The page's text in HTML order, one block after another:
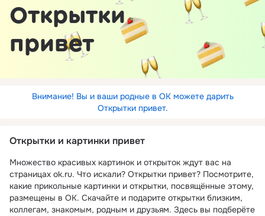
Открытки
привет
Внимание! Вы и ваши родные в ОК можете дарить
Открытки привет.
Открытки и картинки привет
Множество красивых картинок и открыток ждут вас на
страницах ok.ru. Что искали? Открытки привет? Посмотрите,
какие прикольные картинки и открытки, посвящённые этому,
размещены в ОК. Скачайте и подарите открытки близким,
коллегам, знакомым, родным и друзьям. Здесь вы подберёте